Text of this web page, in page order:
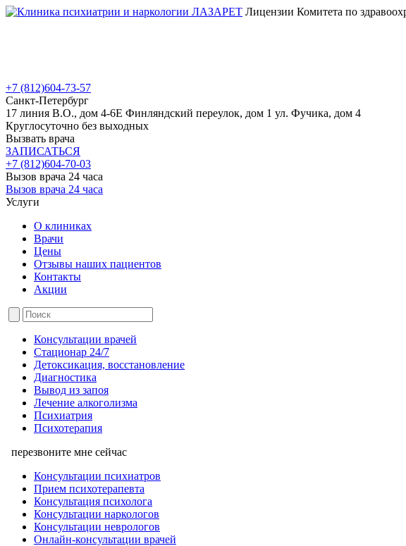
Лицензии Комитета по
+7 (812)604-73-57
Санкт-Петербург
17 линия В.О., дом 4-6Е Финляндский переулок, дом 1 ул. Фучика, дом 4
Круглосуточно без выходных
Вызвать врача
ЗАПИСАТЬСЯ
+7 (812)604-70-03
Вызов врача 24 часа
Вызов врача 24 часа
Услуги
О клиниках
Врачи
Цены
Отзывы наших пациентов
Контакты
Акции
Консультации врачей
Стационар 24/7
Детоксикация, восстановление
Диагностика
Вывод из запоя
Лечение алкоголизма
Психиатрия
Психотерапия
перезвоните мне сейчас
Консультации психиатров
Прием психотерапевта
Консультация психолога
Консультации наркологов
Консультации неврологов
Онлайн-консультации врачей